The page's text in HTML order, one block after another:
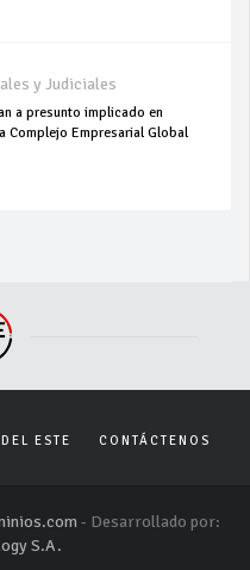
y Judiciales
a presunto implicado en
Complejo Empresarial Global
ESTE CONTÁCTENOS
- Desarrollado por:
S.A.